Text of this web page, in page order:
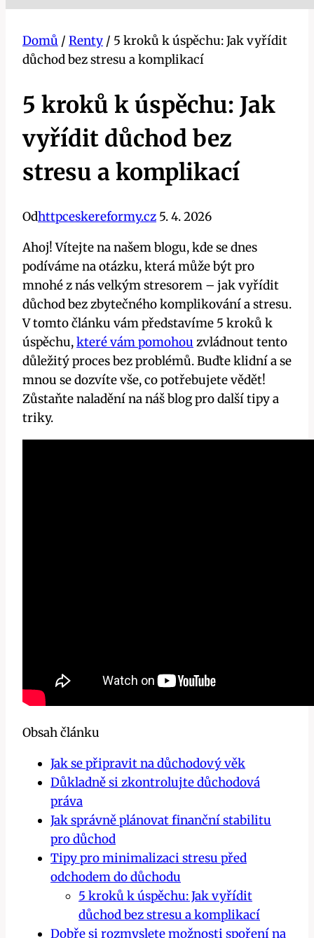
Domů / Renty / 5 kroků k úspěchu: Jak vyřídit
důchod bez stresu a komplikací
5 kroků k úspěchu: Jak
vyřídit důchod bez
stresu a komplikací
Odhttpceskereformy.cz 5. 4. 2026
Ahoj! Vítejte na našem blogu, kde se dnes
podíváme na otázku, která může být pro
mnohé z ​nás velkým stresorem – jak vyřídit
důchod⁣ bez zbytečného komplikování a stresu.‍
V tomto článku vám představíme 5 kroků k
úspěchu,které vám pomohou ⁣ zvládnout tento‌
důležitý proces bez problémů. Buďte klidní a se
mnou‍ se‍ dozvíte vše, co potřebujete vědět!
Zůstaňte naladění ‍na náš blog ⁣pro⁢ další​ tipy‌ a‌
triky.
Obsah článku
Jak se připravit na důchodový věk
Důkladně si zkontrolujte důchodová
práva
Jak správně plánovat finanční stabilitu
pro důchod
Tipy pro minimalizaci stresu před
odchodem do důchodu
5 kroků k úspěchu: Jak vyřídit
důchod‌ bez stresu a komplikací
Dobře si rozmyslete možnosti spoření na